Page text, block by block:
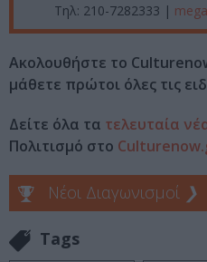
Τηλ: 210-7282333 |
Ακολουθήστε το
μάθετε πρώτοι όλες τις
Δείτε όλα τα τελευταία
Πολιτισμό στο
Νέοι Διαγωνισμοί ❯
Tags